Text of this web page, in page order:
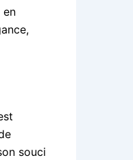
en
souci